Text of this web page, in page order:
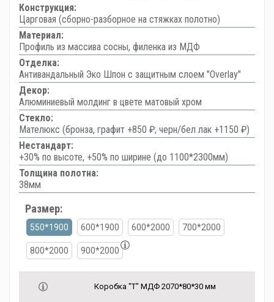
Конструкция:
Царговая (сборно-разборное на стяжках полотно)
Материал:
Профиль из массива сосны, филенка из МДФ
Отделка:
Антивандальный Эко Шпон с защитным слоем "Overlay"
Декор:
Алюминиевый молдинг в цвете матовый хром
Стекло:
Мателюкс (бронза, графит +850 ₽; черн/бел лак +1150 ₽)
Нестандарт:
+30% по высоте, +50% по ширине (до 1100*2300мм)
Толщина полотна:
38мм
Размер:
550*1900 600*1900 600*2000 700*2000
800*2000 900*2000
Коробка "Т" МДФ 2070*80*30 мм